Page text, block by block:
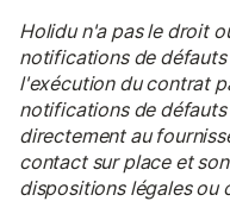
Holidu n'a pas le droit
notifications de
l'exécution du contrat
notifications de
directement au
contact sur place et
dispositions légales ou